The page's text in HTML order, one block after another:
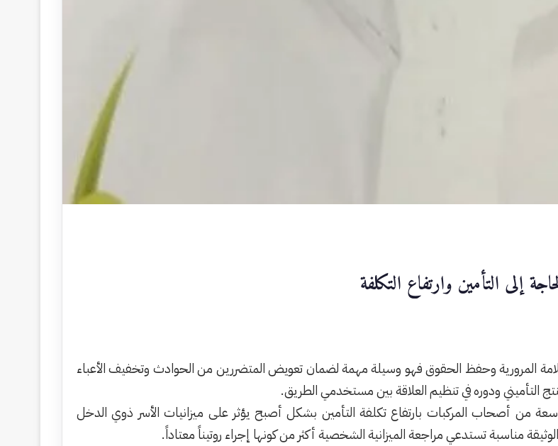
إلى التأمين وارتفاع التكلفة
المرورية وحفظ الحقوق فهو وسيلة مهمة لضمان تعويض المتضررين من الحوادث وتخفيف الأعباء
التأميني ودوره في تنظيم العلاقة بين مستخدمي الطريق.
من أصحاب المركبات بارتفاع تكلفة التأمين بشكل أصبح يؤثر على ميزانيات الأسر ذوي الدخل
مناسبة تستدعي مراجعة الميزانية الشخصية أكثر من كونها إجراء روتيناً معتاداً.